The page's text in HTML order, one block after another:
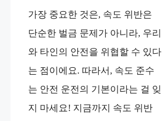
가장 중요한 것은, 속도 위반은
단순한 벌금 문제가 아니라, 우리
와 타인의 안전을 위협할 수 있다
는 점이에요. 따라서, 속도 준수
는 안전 운전의 기본이라는 걸 잊
지 마세요! 지금까지 속도 위반